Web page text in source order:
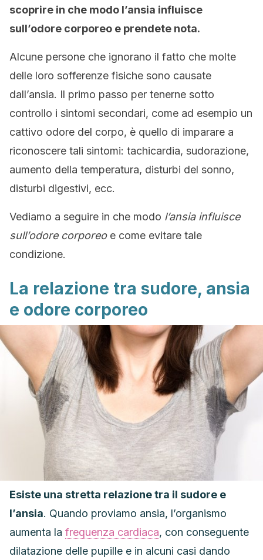
scoprire in che modo l’ansia influisce
sull’odore corporeo e prendete nota.
Alcune persone che ignorano il fatto che molte
delle loro sofferenze fisiche sono causate
dall’ansia. Il primo passo per tenerne sotto
controllo i sintomi secondari, come ad esempio un
cattivo odore del corpo, è quello di imparare a
riconoscere tali sintomi: tachicardia, sudorazione,
aumento della temperatura, disturbi del sonno,
disturbi digestivi, ecc.
Vediamo a seguire in che modo l’ansia influisce
sull’odore corporeoe come evitare tale
condizione.
La relazione tra sudore, ansia
e odore corporeo
Esiste una stretta relazione tra il sudore e
l’ansia. Quando proviamo ansia, l’organismo
aumenta la frequenza cardiaca, con conseguente
dilatazione delle pupille e in alcuni casi dando